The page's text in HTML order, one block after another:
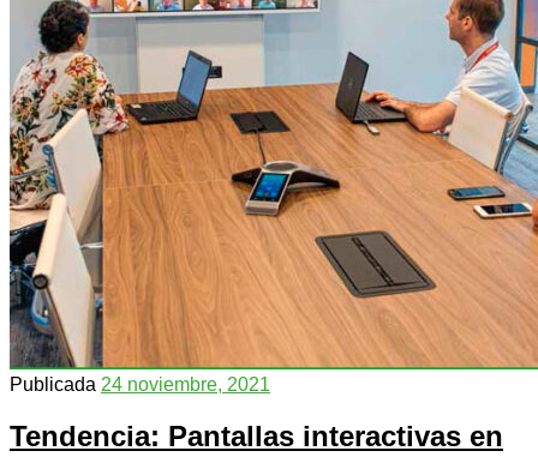
Publicada 24 noviembre, 2021
Tendencia: Pantallas interactivas en